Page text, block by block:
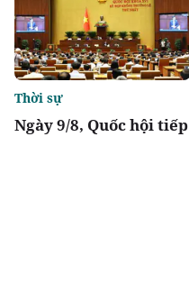
Ngày 9/8, Quốc hội tiếp
Thời sự